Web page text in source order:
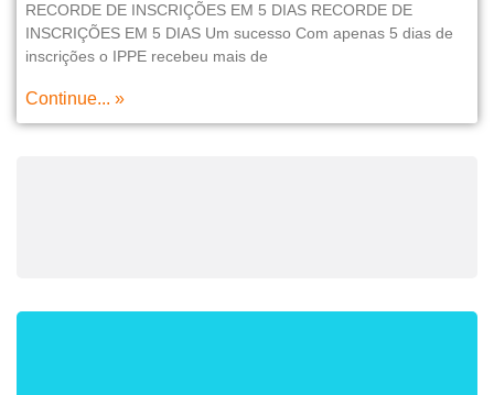
RECORDE DE INSCRIÇÕES EM 5 DIAS RECORDE DE
INSCRIÇÕES EM 5 DIAS Um sucesso Com apenas 5 dias de
inscrições o IPPE recebeu mais de
Continue... »